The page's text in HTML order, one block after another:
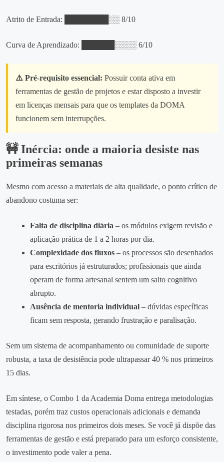
Atrito de Entrada: ████████░░ 8/10
Curva de Aprendizado: ██████░░░░ 6/10
⚠️ Pré‑requisito essencial: Possuir conta ativa em
ferramentas de gestão de projetos e estar disposto a investir
em licenças mensais para que os templates da DOMA
funcionem sem interrupções.
🚧 Inércia: onde a maioria desiste nas
primeiras semanas
Mesmo com acesso a materiais de alta qualidade, o ponto crítico de
abandono costuma ser:
Falta de disciplina diária – os módulos exigem revisão e
aplicação prática de 1 a 2 horas por dia.
Complexidade dos fluxos – os processos são desenhados
para escritórios já estruturados; profissionais que ainda
operam de forma artesanal sentem um salto cognitivo
abrupto.
Ausência de mentoria individual – dúvidas específicas
ficam sem resposta, gerando frustração e paralisação.
Sem um sistema de acompanhamento ou comunidade de suporte
robusta, a taxa de desistência pode ultrapassar 40 % nos primeiros
15 dias.
Em síntese, o Combo 1 da Academia Doma entrega metodologias
testadas, porém traz custos operacionais adicionais e demanda
disciplina rigorosa nos primeiros dois meses. Se você já dispõe das
ferramentas de gestão e está preparado para um esforço consistente,
o investimento pode valer a pena.